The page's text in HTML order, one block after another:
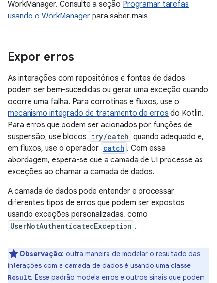
WorkManager. Consulte a seção Programar tarefas
usando o WorkManager para saber mais.
Expor erros
As interações com repositórios e fontes de dados
podem ser bem-sucedidas ou gerar uma exceção quando
ocorre uma falha. Para corrotinas e fluxos, use o
mecanismo integrado de tratamento de erros do Kotlin.
Para erros que podem ser acionados por funções de
suspensão, use blocos try/catch quando adequado e,
em fluxos, use o operador catch . Com essa
abordagem, espera-se que a camada de UI processe as
exceções ao chamar a camada de dados.
A camada de dados pode entender e processar
diferentes tipos de erros que podem ser expostos
usando exceções personalizadas, como
UserNotAuthenticatedException .
Observação: outra maneira de modelar o resultado das
interações com a camada de dados é usando uma classe
Result. Esse padrão modela erros e outros sinais que podem